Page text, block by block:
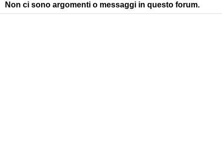
Non ci sono argomenti o messaggi in questo forum.